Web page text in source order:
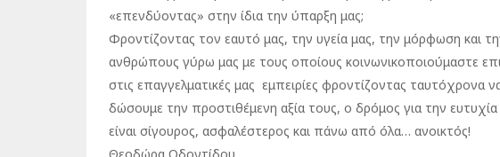
«επενδύοντας» στην ίδια την ύπαρξη μας;
Φροντίζοντας τον εαυτό μας, την υγεία μας, την μόρφωση και
ανθρώπους γύρω μας με τους οποίους κοινωνικοποιούμαστε
στις επαγγελματικές μας εμπειρίες φροντίζοντας ταυτόχρονα
δώσουμε την προστιθέμενη αξία τους, ο δρόμος για την
είναι σίγουρος, ασφαλέστερος και πάνω από όλα… ανοικτός!